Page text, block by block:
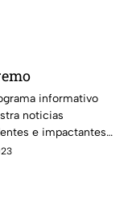
informativo
noticias
e impactantes
del mundo, además